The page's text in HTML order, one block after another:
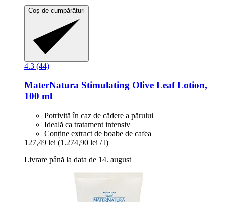
Coș de cumpărături
4.3 (44)
MaterNatura Stimulating Olive Leaf Lotion,
100 ml
Potrivită în caz de cădere a părului
Ideală ca tratament intensiv
Conține extract de boabe de cafea
127,49 lei (1.274,90 lei / l)
Livrare până la data de 14. august